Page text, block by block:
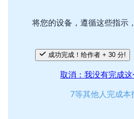
将您的设备，遵循这些指示
成功完成！给作者 + 30 分!
取消：我没有完成这
7等其他人完成本